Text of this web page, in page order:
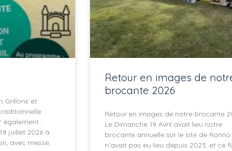
Grillons et
également :
juillet 2026 à
avec messe,
Retour en images de
brocante 2026
Retour en images de notre brocante
Le Dimanche 19 Avril avait lieu notre
brocante annuelle sur le site de
n’avait pas eu lieu depuis 2023, et ce